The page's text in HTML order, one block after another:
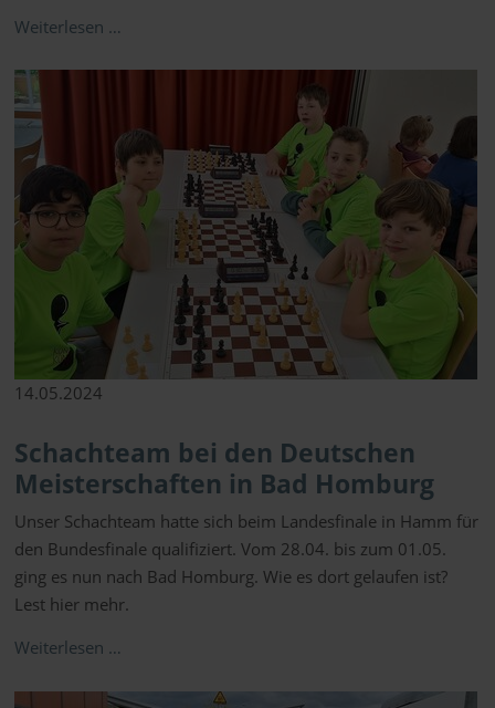
Weiterlesen …
14.05.2024
Schachteam bei den Deutschen
Meisterschaften in Bad Homburg
Unser Schachteam hatte sich beim Landesfinale in Hamm für
den Bundesfinale qualifiziert. Vom 28.04. bis zum 01.05.
ging es nun nach Bad Homburg. Wie es dort gelaufen ist?
Lest hier mehr.
Weiterlesen …